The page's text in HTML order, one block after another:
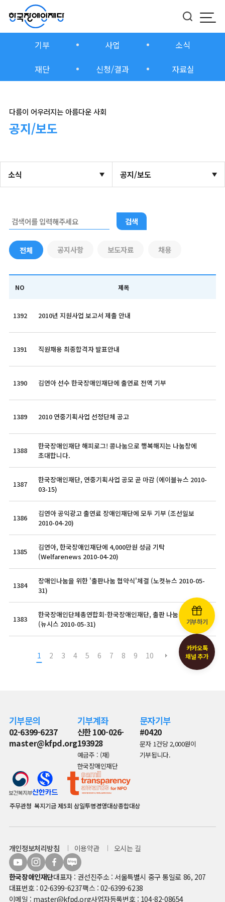
모
버튼
기부 사업
소식
재단
신청/결과 자료실
다름이 어우러지는 아름다운 사회
공지/보도
소식 공지/보도
전체 공지사항 보도자료 채용
검색
NO 제목
1392 2010년 지원사업 보고서 제출 안내
1391 직원채용 최종합격자 발표안내
1390 김연아 선수 한국장애인재단에 출연료 전액 기부
1389 2010 연중기획사업 선정단체 공고
1388
한국장애인재단 해피로그! 콩나눔으로 행복해지는 나눔창에
초대합니다.
1387
한국장애인재단, 연중기획사업 공모 곧 마감 (에이블뉴스 2010-
03-15)
1386
김연아 공익광고 출연료 장애인재단에 모두 기부 (조선일보
2010-04-20)
1385
김연아, 한국장애인재단에 4,000만원 성금 기탁
(Welfarenews 2010-04-20)
1384
장애인나눔을 위한 '출판나눔 협약식'체결 (노컷뉴스 2010-05-
31)
1383
한국장애인단체총연합회-한국장애인재단, 출판 나눔 협약식
(뉴시스 2010-05-31)
1 2 3 4 5 6 7 8 9 10
기부하기
카카오톡
채널 추가
기부문의
02-6399-6237
master@kfpd.org
기부계좌
신한 100-026-
193928
예금주 : (재)
한국장애인재단
문자기부
#0420
문자 1건당 2,000원이
기부됩니다.
주무관청 복지기금제5회 삼일투명경영대상종합대상
개인정보처리방침 이용약관 오시는 길
한국장애인재단대표자 : 권선진주소 : 서울특별시 중구 통일로 86, 207
대표번호 : 02-6399-6237팩스 : 02-6399-6238
이메일 : master@kfpd.org사업자등록번호 : 104-82-08654